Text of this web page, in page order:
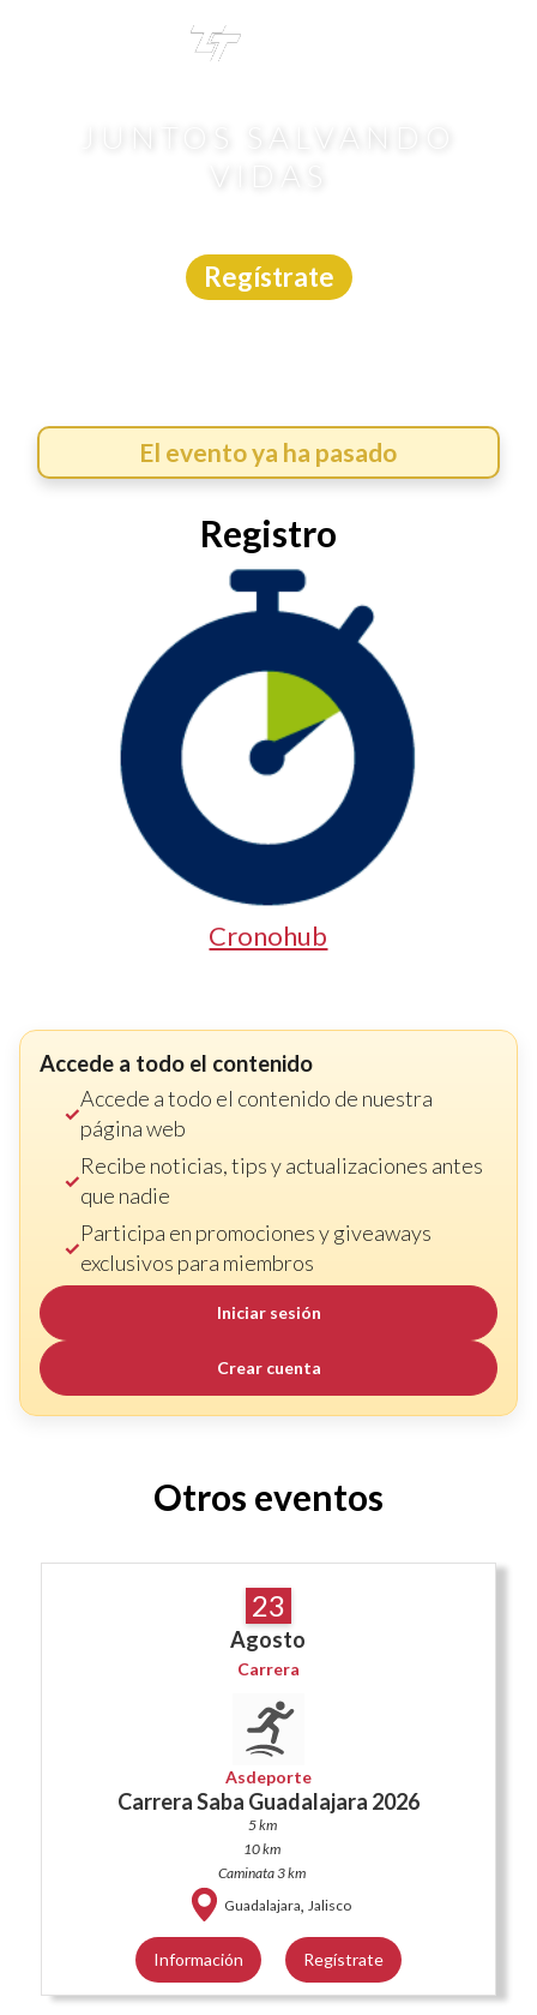
Regístrate
El evento ya ha pasado
Registro
Cronohub
Accede a todo el contenido
Accede a todo el contenido de nuestra
página web
Recibe noticias, tips y actualizaciones antes
que nadie
Participa en promociones y giveaways
exclusivos para miembros
Iniciar sesión
Crear cuenta
Otros eventos
23
Agosto
Carrera
Asdeporte
Carrera Saba Guadalajara 2026
5 km
10 km
Caminata 3 km
Guadalajara, Jalisco
Información Regístrate